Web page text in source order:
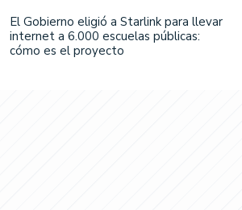
El Gobierno eligió a Starlink para llevar
internet a 6.000 escuelas públicas:
cómo es el proyecto